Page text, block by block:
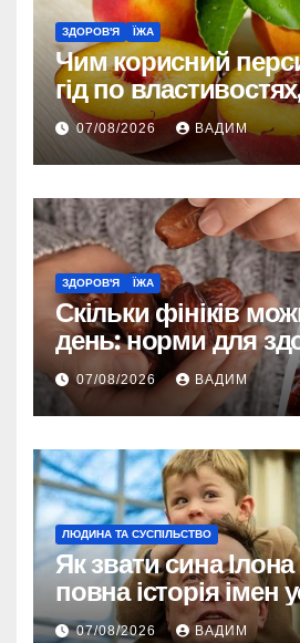
ЗДОРОВ'Я ЇЖА
Чим корисний
гід по
впливі на організм
07/08/2026 ВАДИМ
ЗДОРОВ'Я ЇЖА
Скільки фініків
день: норми для
енергії
07/08/2026 ВАДИМ
ЛЮДИНА ТА СУСПІЛЬСТВО
Як звати сина
повна історія імен
хлопчиків
07/08/2026 ВАДИМ